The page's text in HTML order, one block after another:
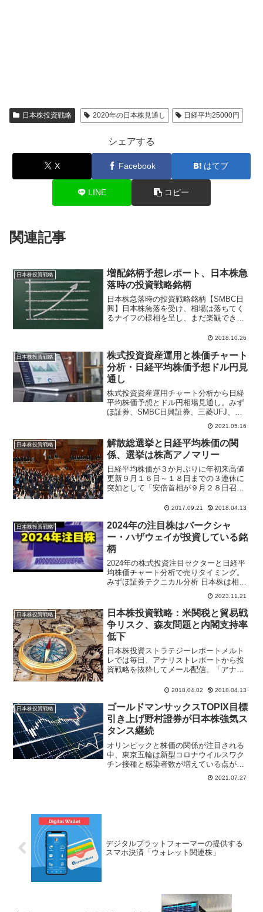
日本株投資戦略 2020年の日本株見通し 日経平均25000円
シェアする
X Facebook はてブ
LINE コピー
関連記事
日本株投資戦略
増配銘柄予想レポート、日本株急
落時の投資戦略銘柄
日本株急落時の投資戦略銘柄【SMBC日
興】日本株急落を受け、相場は落ちてく
るナイフの様相を呈し、まだ楽観できる
化に歯止めが掛からない、貿易戦争が長
悪化し始める、となった...
2018.10.26
日本株投資戦略
株式投資資産運用と株価チャート
分析・日経平均株価予想ドル円見
通し
株式投資資産運用チャート分析から日経
平均株価予想とドル円相場見通し。みず
ほ証券、SMBC日興証券、三菱UFJ、ク
レディスイス、ゴールドマン・サックス
など投資銀行や証券アナリストレポート
情報
2021.05.16
日本株投資戦略
解散総選挙と日経平均株価の関
係、選挙は株高アノマリー
日経平均株価が３か月ぶりに年初来高値
更新９月１６日～１８日までの３連休に
突如として「安倍首相が９月２８日召集
日に投開票となる解散総選挙を検討して
れた。週明け９月１９日の...
2017.09.21 2018.04.13
日本株投資戦略
2024年の注目株はバークシャ
ー・ハザウェイが投資している銘
柄
2024年の株式投資注目セクターと日経平
均株価チャート分析で売りタイミング。
みずほ証券テクニカル分析 日本株は相対
的に割安と株式投資環境にポジティブな
相場見通し大和証券の日本株見通しでは
バークシャー・ハザウェイが円建社債の
発行を準備していると報道されたことか
ら、著名投資家のバフェット氏が日本株
の物色を進める動きが明らかになれば、
外国人投資家の日本株買いを促す呼び水
になる可能性もあると予想。
2023.11.21
日本株投資戦略
日本株投資戦略：米関税と貿易戦
争リスク、森友問題と内閣支持率
低下
日本株投資ストラテジーレポートメルト
レでは毎日、アナリストレポートから投
資戦略を抜粋してメール配信。「アナリ
目ポイントを抜粋して、短く要点だけを
ど電子メール受信可能な端...
2018.04.02 2018.04.13
日本株投資戦略
ゴールドマンサックスTOPIX目標
引き上げ野村證券が日本株強気ス
タンス継続
オリンピックと株価の関係が注目される
中、東京五輪は新型コロナウイルスワク
チン接種と感染者数が増えている点が日
経平均株価下落の原因のひとつになって
いる。ゴールドマンサックスは1年後の
2021.07.27
デジタルプラットフォーマーの提供する
スマホ決済「ウォレット関連株」